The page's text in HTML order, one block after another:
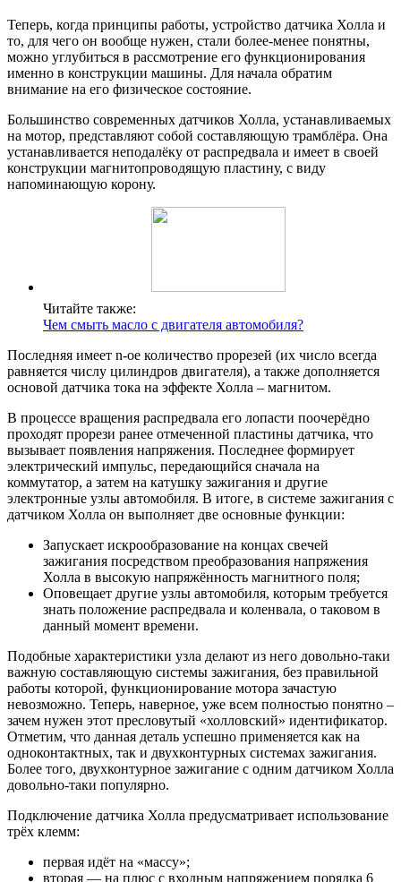
Теперь, когда принципы работы, устройство датчика Холла и
то, для чего он вообще нужен, стали более-менее понятны,
можно углубиться в рассмотрение его функционирования
именно в конструкции машины. Для начала обратим
внимание на его физическое состояние.
Большинство современных датчиков Холла, устанавливаемых
на мотор, представляют собой составляющую трамблёра. Она
устанавливается неподалёку от распредвала и имеет в своей
конструкции магнитопроводящую пластину, с виду
напоминающую корону.
Читайте также:
Чем смыть масло с двигателя автомобиля?
Последняя имеет n-ое количество прорезей (их число всегда
равняется числу цилиндров двигателя), а также дополняется
основой датчика тока на эффекте Холла – магнитом.
В процессе вращения распредвала его лопасти поочерёдно
проходят прорези ранее отмеченной пластины датчика, что
вызывает появления напряжения. Последнее формирует
электрический импульс, передающийся сначала на
коммутатор, а затем на катушку зажигания и другие
электронные узлы автомобиля. В итоге, в системе зажигания с
датчиком Холла он выполняет две основные функции:
Запускает искрообразование на концах свечей
зажигания посредством преобразования напряжения
Холла в высокую напряжённость магнитного поля;
Оповещает другие узлы автомобиля, которым требуется
знать положение распредвала и коленвала, о таковом в
данный момент времени.
Подобные характеристики узла делают из него довольно-таки
важную составляющую системы зажигания, без правильной
работы которой, функционирование мотора зачастую
невозможно. Теперь, наверное, уже всем полностью понятно –
зачем нужен этот пресловутый «холловский» идентификатор.
Отметим, что данная деталь успешно применяется как на
одноконтактных, так и двухконтурных системах зажигания.
Более того, двухконтурное зажигание с одним датчиком Холла
довольно-таки популярно.
Подключение датчика Холла предусматривает использование
трёх клемм:
первая идёт на «массу»;
вторая — на плюс с входным напряжением порядка 6